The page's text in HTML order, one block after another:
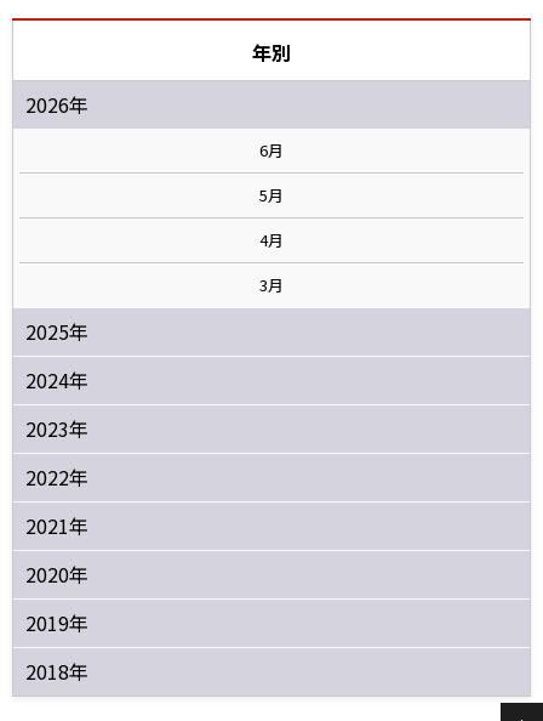
年別
2026年
6月
5月
4月
3月
2025年
2024年
2023年
2022年
2021年
2020年
2019年
2018年